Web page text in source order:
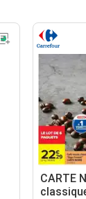
CARTE